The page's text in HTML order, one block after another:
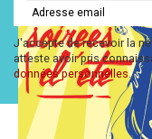
J'accepte de recevoir la
atteste avoir pris
données personnelles.